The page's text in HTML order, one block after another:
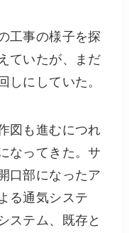
工事の様子を探
ていたが、まだ
しにしていた。
図も進むにつれ
なってきた。サ
口部になったア
る通気システ
ステム、既存と